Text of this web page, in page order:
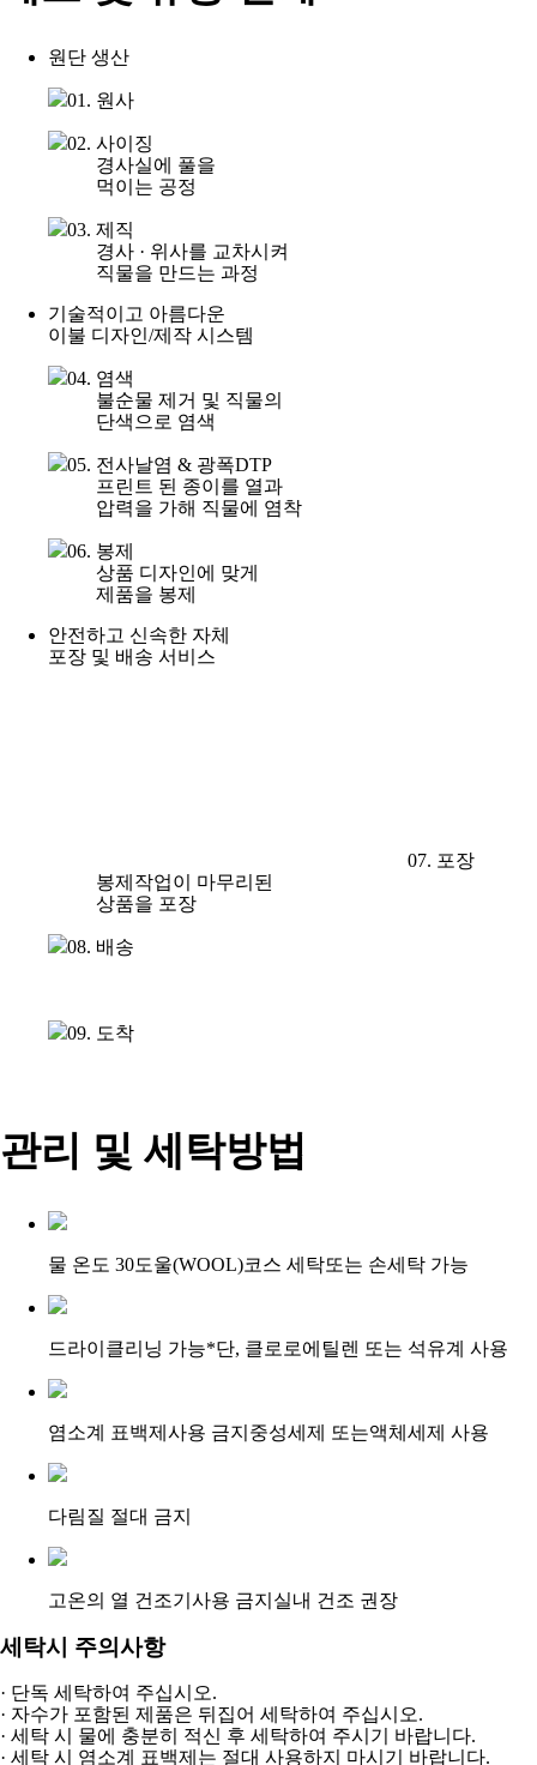
원단 생산
01. 원사
02. 사이징
경사실에 풀을
먹이는 공정
03. 제직
경사 · 위사를 교차시켜
직물을 만드는 과정
기술적이고 아름다운
이불 디자인/제작 시스템
04. 염색
불순물 제거 및 직물의
단색으로 염색
05. 전사날염 & 광폭DTP
프린트 된 종이를 열과
압력을 가해 직물에 염착
06. 봉제
상품 디자인에 맞게
제품을 봉제
안전하고 신속한 자체
포장 및 배송 서비스
07. 포장
봉제작업이 마무리된
상품을 포장
08. 배송
09. 도착
관리 및 세탁방법
물 온도 30도 울(WOOL)코스 세탁 또는 손세탁 가능
드라이클리닝 가능 *단, 클로로에틸렌 또는 석유계 사용
염소계 표백제 사용 금지 중성세제 또는 액체세제 사용​
다림질 절대 금지
고온의 열 건조기​ 사용 금지​ 실내 건조 권장
세탁시 주의사항
· 단독 세탁하여 주십시오.
· 자수가 포함된 제품은 뒤집어 세탁하여 주십시오.
· 세탁 시 물에 충분히 적신 후 세탁하여 주시기 바랍니다.
· 세탁 시 염소계 표백제는 절대 사용하지 마시기 바랍니다.